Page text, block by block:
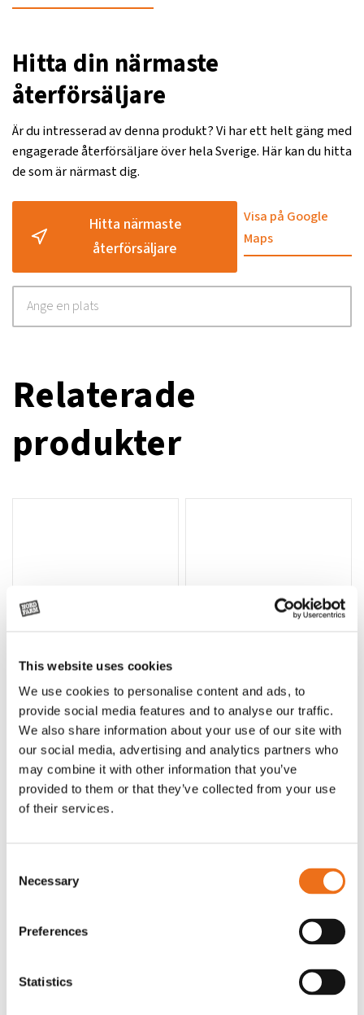
This website uses cookies
We use cookies to personalise content and ads, to
provide social media features and to analyse our traffic.
We also share information about your use of our site with
our social media, advertising and analytics partners who
may combine it with other information that you’ve
provided to them or that they’ve collected from your use
of their services.
Selection
Necessary
Preferences
Statistics
Hitta din närmaste
återförsäljare
Är du intresserad av denna produkt? Vi har ett helt gäng med
engagerade återförsäljare över hela Sverige. Här kan du hitta
de som är närmast dig.
Hitta närmaste
återförsäljare
Visa på Google
Maps
Relaterade
produkter
Lägg till i varukorg
Rotor, komplett med slagor
OR80013456G
(ex. moms)
Grön truckknapp
A00220
kr (ex. moms)
Lägg till i varukorg
Rotor teeth 8t/6k 7.5Gr/8 R6/14 Rotor teeth 8t/6k 0Gr/8 R6/14